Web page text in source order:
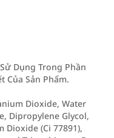
Dụng Trong Phần
Của Sản Phẩm.
Dioxide, Water
Dipropylene Glycol,
Dioxide (Ci 77891),